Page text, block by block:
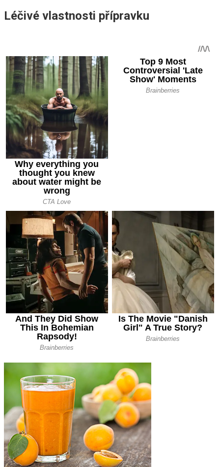
Léčivé vlastnosti přípravku